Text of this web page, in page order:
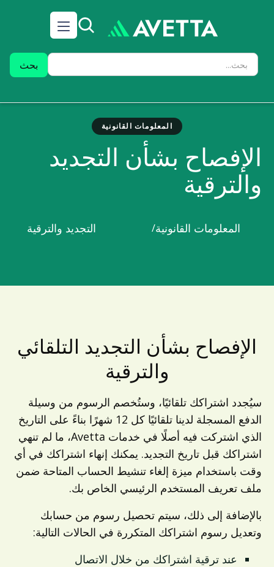
المعلومات القانونية
الإفصاح بشأن التجديد
والترقية
المعلومات القانونية/ التجديد والترقية
الإفصاح بشأن التجديد التلقائي
والترقية
سيُجدد اشتراكك تلقائيًا، وستُخصم الرسوم من وسيلة
الدفع المسجلة لدينا تلقائيًا كل 12 شهرًا بناءً على التاريخ
الذي اشتركت فيه أصلًا في خدمات Avetta، ما لم تنهي
اشتراكك قبل تاريخ التجديد. يمكنك إنهاء اشتراكك في أي
وقت باستخدام ميزة إلغاء تنشيط الحساب المتاحة ضمن
ملف تعريف المستخدم الرئيسي الخاص بك.
بالإضافة إلى ذلك، سيتم تحصيل رسوم من حسابك
وتعديل رسوم اشتراكك المتكررة في الحالات التالية:
عند ترقية اشتراكك من خلال الاتصال